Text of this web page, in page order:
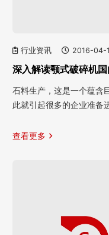
行业资讯 2016-04-
深入解读颚式破碎机
石料生产，这是一个蕴含
此就引起很多的企业准备
查看更多